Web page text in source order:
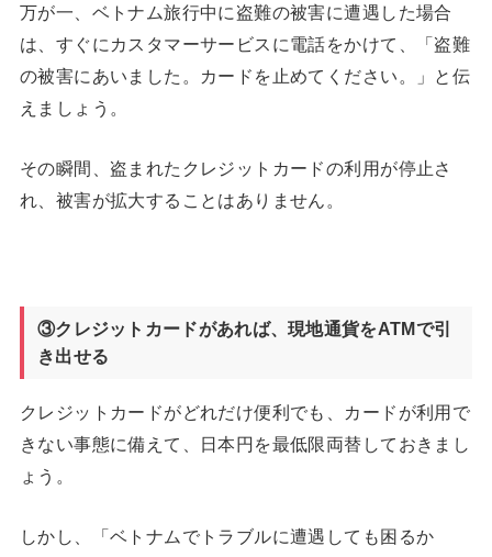
万が一、ベトナム旅行中に盗難の被害に遭遇した場合
は、すぐにカスタマーサービスに電話をかけて、「盗難
の被害にあいました。カードを止めてください。」と伝
えましょう。
その瞬間、盗まれたクレジットカードの利用が停止さ
れ、被害が拡大することはありません。
③クレジットカードがあれば、現地通貨をATMで引
き出せる
クレジットカードがどれだけ便利でも、カードが利用で
きない事態に備えて、日本円を最低限両替しておきまし
ょう。
しかし、「ベトナムでトラブルに遭遇しても困るか